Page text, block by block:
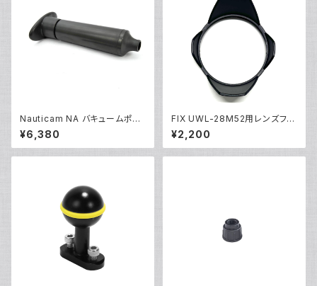
Nauticam NA バキュームポン
プ [20671]
¥6,380
FIX UWL-28M52用レンズフー
ド [部品]
¥2,200